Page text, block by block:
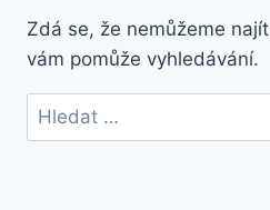
Zdá se, že nemůžeme
vám pomůže vyhledávání.
Vyhledávání